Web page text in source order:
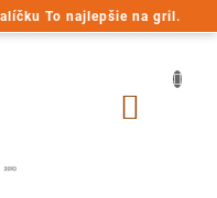
To najlepšie na gril.